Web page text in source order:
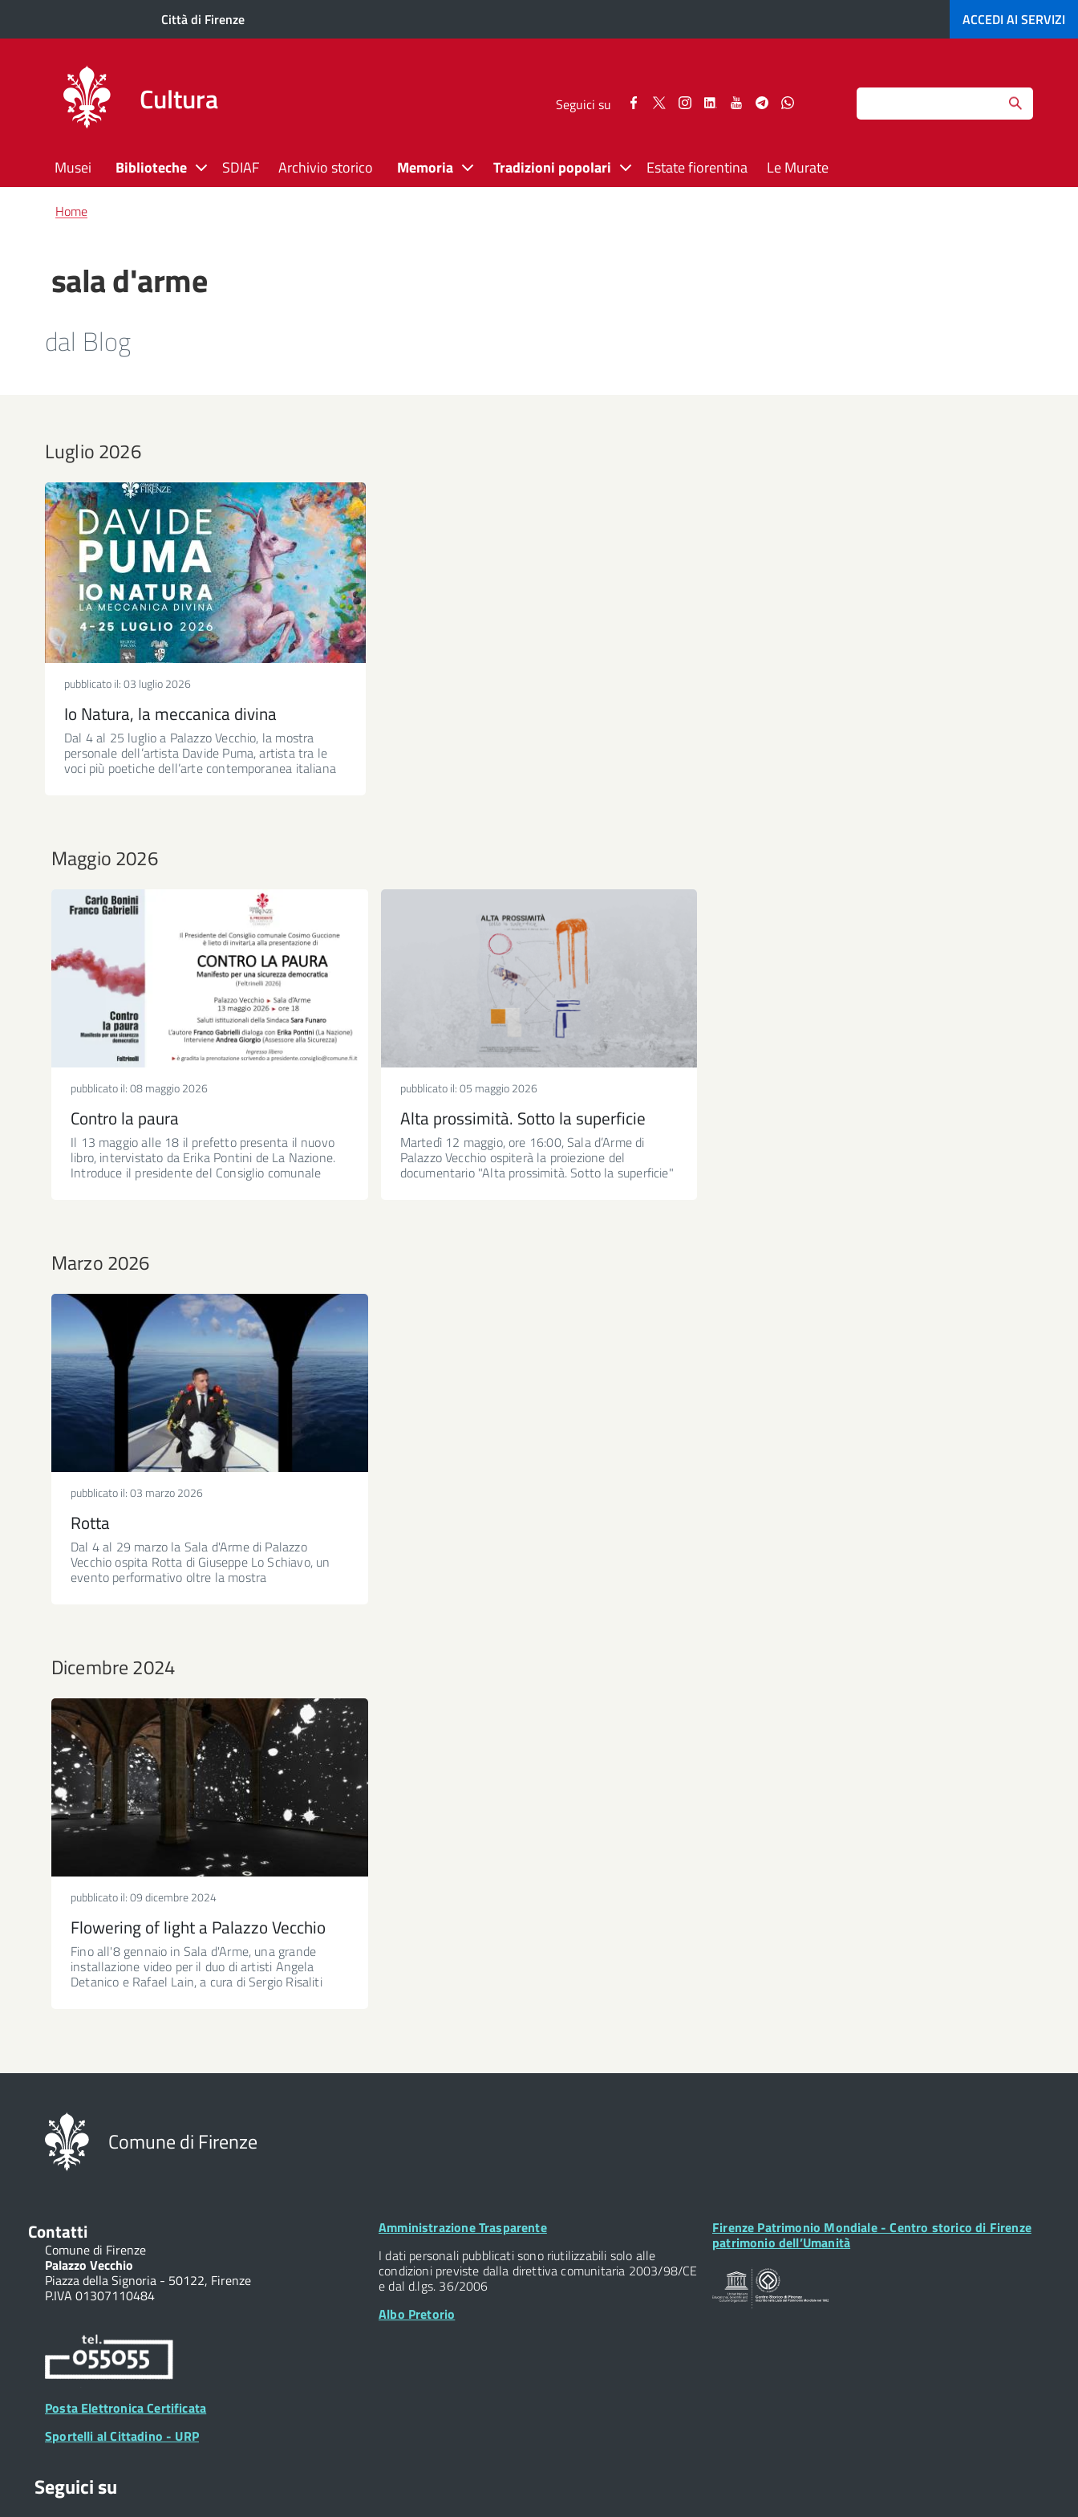
Città di Firenze ACCEDI AI SERVIZI
Cultura Seguici su
Seguici SeguiciSeguici Seguici SeguiciSeguiciSeguici
Search
Musei Biblioteche SDIAF Archivio storico Memoria Tradizioni popolari Estate fiorentina Le Murate
Briciole
di
Home
sala d'arme
dal Blog
Luglio 2026
pubblicato il:03 luglio 2026
Io Natura, la meccanica divina
Dal 4 al 25 luglio a Palazzo Vecchio, la mostra
personale dell’artista Davide Puma, artista tra le
voci più poetiche dell’arte contemporanea italiana
Maggio 2026
pubblicato il:08 maggio 2026
Contro la paura
Il 13 maggio alle 18 il prefetto presenta il nuovo
libro, intervistato da Erika Pontini de La Nazione.
Introduce il presidente del Consiglio comunale
pubblicato il:05 maggio 2026
Alta prossimità. Sotto la superficie
Martedì 12 maggio, ore 16:00, Sala d’Arme di
Palazzo Vecchio ospiterà la proiezione del
documentario "Alta prossimità. Sotto la superficie"
Marzo 2026
pubblicato il:03 marzo 2026
Rotta
Dal 4 al 29 marzo la Sala d'Arme di Palazzo
Vecchio ospita Rotta di Giuseppe Lo Schiavo, un
evento performativo oltre la mostra
Dicembre 2024
pubblicato il:09 dicembre 2024
Flowering of light a Palazzo Vecchio
Fino all'8 gennaio in Sala d'Arme, una grande
installazione video per il duo di artisti Angela
Detanico e Rafael Lain, a cura di Sergio Risaliti
Comune di Firenze
Contatti
Comune di Firenze
Palazzo Vecchio
Piazza della Signoria - 50122, Firenze
P.IVA 01307110484
Posta Elettronica Certificata
Sportelli al Cittadino - URP
Footer
Amministrazione Trasparente
I dati personali pubblicati sono riutilizzabili solo alle
condizioni previste dalla direttiva comunitaria 2003/98/CE
e dal d.lgs. 36/2006
Albo Pretorio
Footer
Widget
Firenze Patrimonio Mondiale - Centro storico di Firenze
patrimonio dell’Umanità
Seguici su